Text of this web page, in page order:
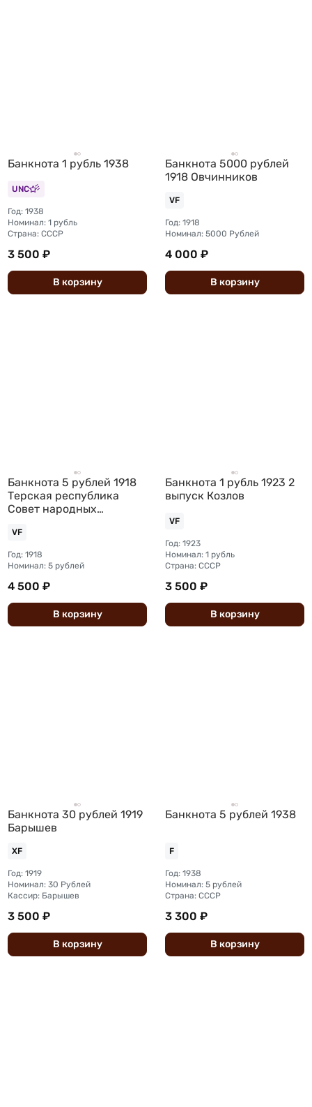
Банкнота 1 рубль 1938
UNC
Год: 1938
Номинал: 1 рубль
Страна: СССР
3 500 ₽
В корзину
Банкнота 5000 рублей
1918 Овчинников
VF
Год: 1918
Номинал: 5000 Рублей
4 000 ₽
В корзину
Банкнота 5 рублей 1918
Терская республика
Совет народных
VF
Год: 1918
Номинал: 5 рублей
4 500 ₽
В корзину
Банкнота 1 рубль 1923 2
выпуск Козлов
VF
Год: 1923
Номинал: 1 рубль
Страна: СССР
3 500 ₽
В корзину
Банкнота 30 рублей 1919
Барышев
XF
Год: 1919
Номинал: 30 Рублей
Кассир: Барышев
3 500 ₽
В корзину
Банкнота 5 рублей 1938
F
Год: 1938
Номинал: 5 рублей
Страна: СССР
3 300 ₽
В корзину